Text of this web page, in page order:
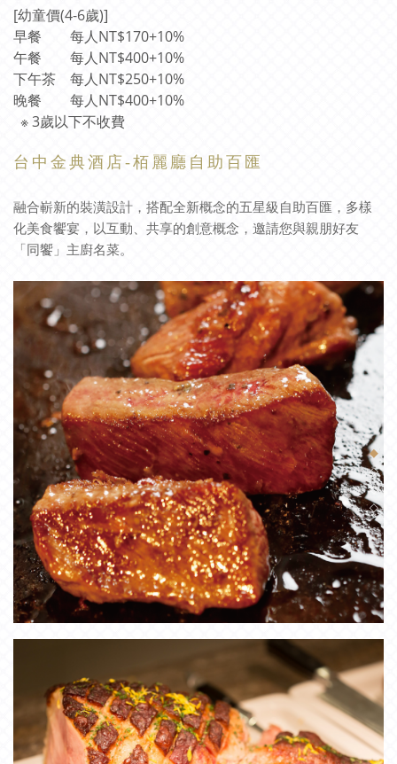
[幼童價(4-6歲)]
早餐
每人NT$170+10%
午餐
每人NT$400+10%
下午茶
每人NT$250+10%
晚餐
每人NT$400+10%
※ 3歲以下不收費
台 中 金 典酒 店-栢 麗 廳 自 助 百 匯
融合嶄新的裝潢設計，搭配全新概念的五星級自助百匯，多樣
化美食饗宴，以互動、共享的創意概念，邀請您與親朋好友
「同饗」主廚名菜。